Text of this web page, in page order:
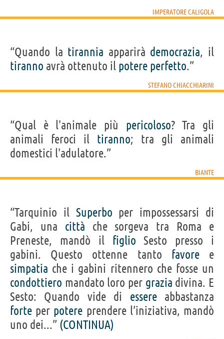
IMPERATORE CALIGOLA
“Quando la tirannia apparirà democrazia, il
tiranno avrà ottenuto il potere perfetto.”
STEFANO CHIACCHIARINI
“Qual è l'animale più pericoloso? Tra gli
animali feroci il tiranno; tra gli animali
domestici l'adulatore.”
BIANTE
“Tarquinio il Superbo per impossessarsi di
Gabi, una città che sorgeva tra Roma e
Preneste, mandò il figlio Sesto presso i
gabini. Questo ottenne tanto favoree
simpatia che i gabini ritennero che fosse un
condottiero mandato loro per grazia divina. E
Sesto: Quando vide di essereabbastanza
forte per potere prendere l’iniziativa, mandò
uno dei...” (CONTINUA)